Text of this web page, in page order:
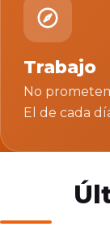
Trabajo
No
El de cada